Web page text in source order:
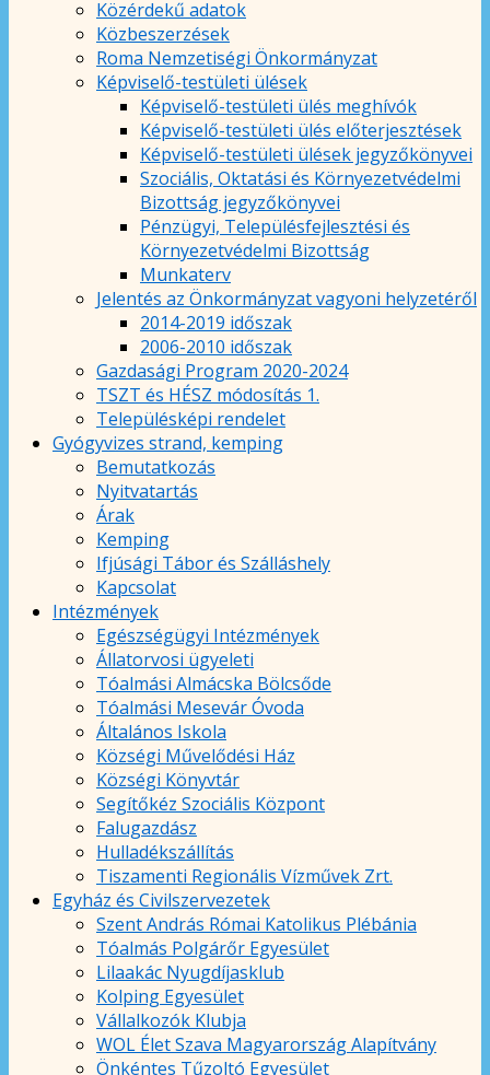
Közérdekű adatok
Közbeszerzések
Roma Nemzetiségi Önkormányzat
Képviselő-testületi ülések
Képviselő-testületi ülés meghívók
Képviselő-testületi ülés előterjesztések
Képviselő-testületi ülések jegyzőkönyvei
Szociális, Oktatási és Környezetvédelmi
Bizottság jegyzőkönyvei
Pénzügyi, Településfejlesztési és
Környezetvédelmi Bizottság
Munkaterv
Jelentés az Önkormányzat vagyoni helyzetéről
2014-2019 időszak
2006-2010 időszak
Gazdasági Program 2020-2024
TSZT és HÉSZ módosítás 1.
Településképi rendelet
Gyógyvizes strand, kemping
Bemutatkozás
Nyitvatartás
Árak
Kemping
Ifjúsági Tábor és Szálláshely
Kapcsolat
Intézmények
Egészségügyi Intézmények
Állatorvosi ügyeleti
Tóalmási Almácska Bölcsőde
Tóalmási Mesevár Óvoda
Általános Iskola
Községi Művelődési Ház
Községi Könyvtár
Segítőkéz Szociális Központ
Falugazdász
Hulladékszállítás
Tiszamenti Regionális Vízművek Zrt.
Egyház és Civilszervezetek
Szent András Római Katolikus Plébánia
Tóalmás Polgárőr Egyesület
Lilaakác Nyugdíjasklub
Kolping Egyesület
Vállalkozók Klubja
WOL Élet Szava Magyarország Alapítvány
Önkéntes Tűzoltó Egyesület